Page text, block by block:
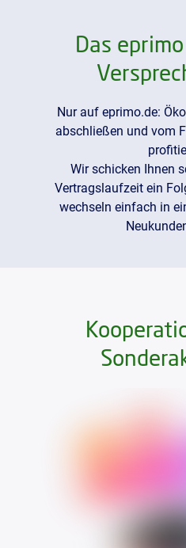
Das
Nur auf eprimo.de:
abschließen und vom
Wir schicken Ihnen
Vertragslaufzeit ein
wechseln einfach in